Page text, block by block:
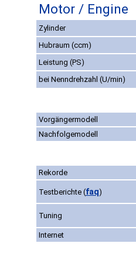
Motor / Engine
Zylinder
Hubraum (ccm)
Leistung (PS)
bei Nenndrehzahl (U/min)
Vorgängermodell
Nachfolgemodell
Rekorde
Testberichte (faq)
Tuning
Internet